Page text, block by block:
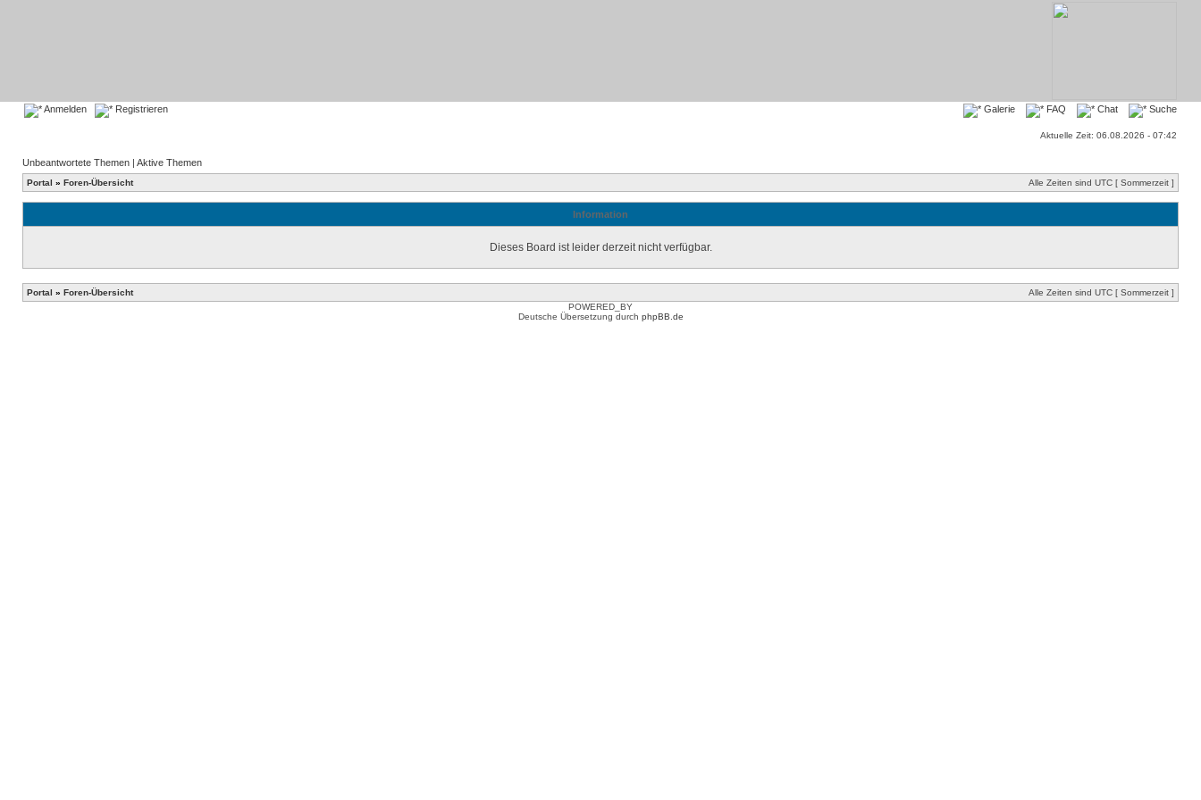
Anmelden Registrieren Galerie FAQ Chat Suche
Aktuelle Zeit: 06.08.2026 - 07:42
Unbeantwortete Themen | Aktive Themen
Portal » Foren-Übersicht Alle Zeiten sind UTC [ Sommerzeit ]
Information
Dieses Board ist leider derzeit nicht verfügbar.
Portal » Foren-Übersicht
Alle Zeiten sind UTC [ Sommerzeit ]
POWERED_BY
Deutsche Übersetzung durch phpBB.de